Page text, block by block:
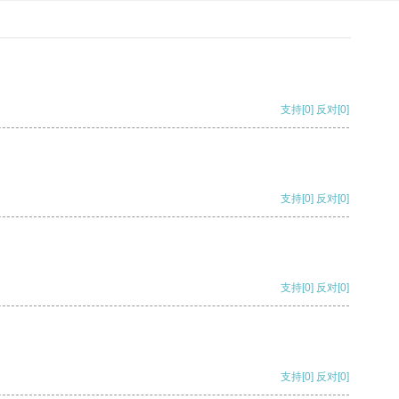
支持[0] 反对[0]
支持[0] 反对[0]
支持[0] 反对[0]
支持[0] 反对[0]